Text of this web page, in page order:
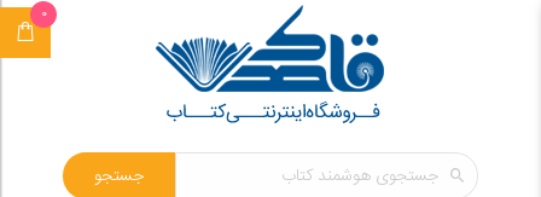
0
جستجو